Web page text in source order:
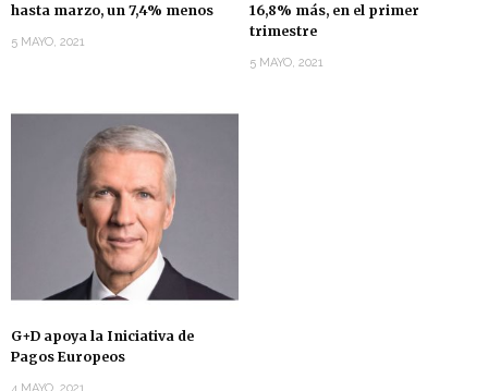
hasta marzo, un 7,4% menos
5 MAYO, 2021
16,8% más, en el primer
trimestre
5 MAYO, 2021
G+D apoya la Iniciativa de
Pagos Europeos